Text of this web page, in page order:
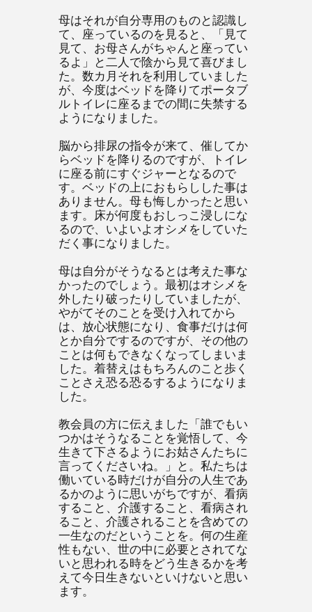
母はそれが自分専用のものと認識し
て、座っているのを見ると、「見て
見て、お母さんがちゃんと座ってい
るよ」と二人で陰から見て喜びまし
た。数カ月それを利用していました
が、今度はベッドを降りてポータブ
ルトイレに座るまでの間に失禁する
ようになりました。
脳から排尿の指令が来て、催してか
らベッドを降りるのですが、トイレ
に座る前にすぐジャーとなるので
す。ベッドの上におもらしした事は
ありません。母も悔しかったと思い
ます。床が何度もおしっこ浸しにな
るので、いよいよオシメをしていた
だく事になりました。
母は自分がそうなるとは考えた事な
かったのでしょう。最初はオシメを
外したり破ったりしていましたが、
やがてそのことを受け入れてから
は、放心状態になり、食事だけは何
とか自分でするのですが、その他の
ことは何もできなくなってしまいま
した。着替えはもちろんのこと歩く
ことさえ恐る恐るするようになりま
した。
教会員の方に伝えました「誰でもい
つかはそうなることを覚悟して、今
生きて下さるようにお姑さんたちに
言ってくださいね。」と。私たちは
働いている時だけが自分の人生であ
るかのように思いがちですが、看病
すること、介護すること、看病され
ること、介護されることを含めての
一生なのだということを。何の生産
性もない、世の中に必要とされてな
いと思われる時をどう生きるかを考
えて今日生きないといけないと思い
ます。